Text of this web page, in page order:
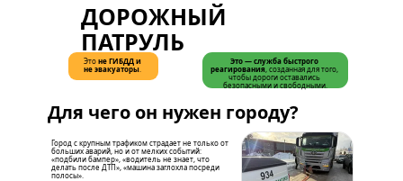
ДОРОЖНЫЙ
ПАТРУЛЬ
Город с крупным трафиком страдает не только от
больших аварий, но и от мелких событий:
«подбили бампер», «водитель не знает, что
делать после ДТП», «машина заглохла посреди
полосы».
Это не ГИБДД и
не эвакуаторы
Это — служба быстрого
реагирования , созданная для того,
чтобы дороги оставались
безопасными и свободными.